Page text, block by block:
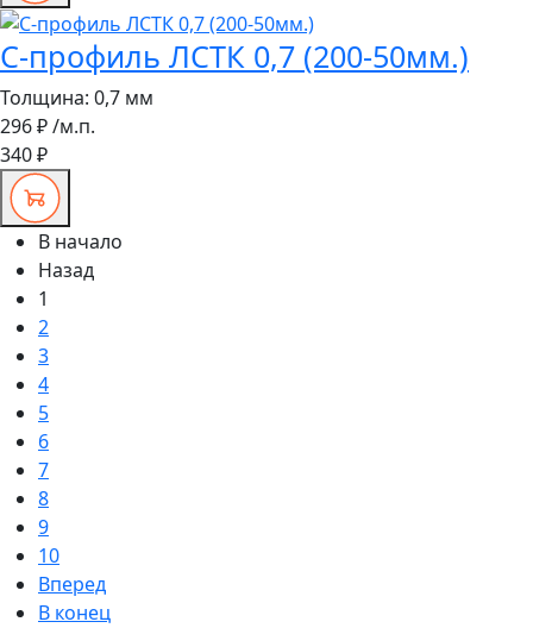
С-профиль ЛСТК 0,7 (200-50мм.)
Толщина: 0,7 мм
296 ₽/м.п.
340 ₽
В начало
Назад
1
2
3
4
5
6
7
8
9
10
Вперед
В конец